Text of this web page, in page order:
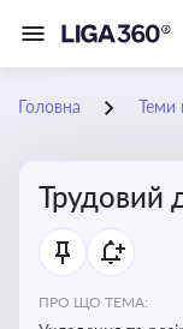
Головна Теми
Трудовий
ПРО ЩО ТЕМА: